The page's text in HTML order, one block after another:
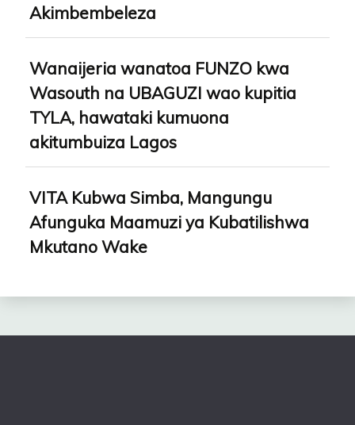
Akimbembeleza
Wanaijeria wanatoa FUNZO kwa
Wasouth na UBAGUZI wao kupitia
TYLA, hawataki kumuona
akitumbuiza Lagos
VITA Kubwa Simba, Mangungu
Afunguka Maamuzi ya Kubatilishwa
Mkutano Wake